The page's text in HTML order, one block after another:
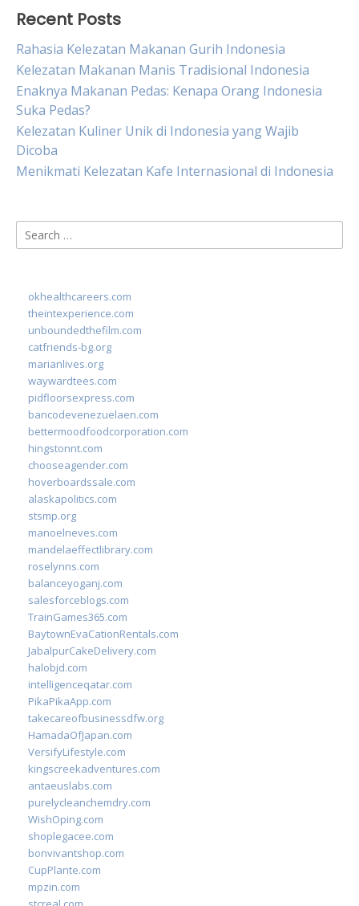
Recent Posts
Rahasia Kelezatan Makanan Gurih Indonesia
Kelezatan Makanan Manis Tradisional Indonesia
Enaknya Makanan Pedas: Kenapa Orang Indonesia
Suka Pedas?
Kelezatan Kuliner Unik di Indonesia yang Wajib
Dicoba
Menikmati Kelezatan Kafe Internasional di Indonesia
Search
for:
okhealthcareers.com
theintexperience.com
unboundedthefilm.com
catfriends-bg.org
marianlives.org
waywardtees.com
pidfloorsexpress.com
bancodevenezuelaen.com
bettermoodfoodcorporation.com
hingstonnt.com
chooseagender.com
hoverboardssale.com
alaskapolitics.com
stsmp.org
manoelneves.com
mandelaeffectlibrary.com
roselynns.com
balanceyoganj.com
salesforceblogs.com
TrainGames365.com
BaytownEvaCationRentals.com
JabalpurCakeDelivery.com
halobjd.com
intelligenceqatar.com
PikaPikaApp.com
takecareofbusinessdfw.org
HamadaOfJapan.com
VersifyLifestyle.com
kingscreekadventures.com
antaeuslabs.com
purelycleanchemdry.com
WishOping.com
shoplegacee.com
bonvivantshop.com
CupPlante.com
mpzin.com